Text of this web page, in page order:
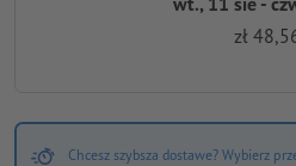
zł
Chcesz szybsza dostawe? Wybierz